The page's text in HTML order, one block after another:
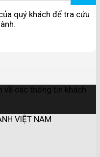
quý khách để tra cứu
về các thông tin khách
VIỆT NAM